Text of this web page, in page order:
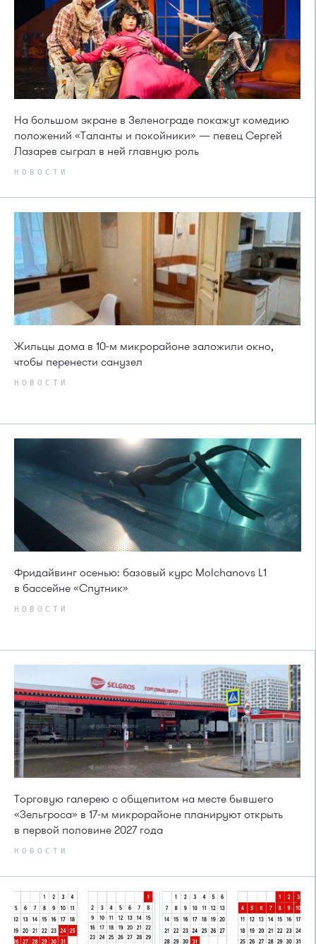
На большом экране в Зеленограде покажут комедию
положений «Таланты и покойники» — певец Сергей
Лазарев сыграл в ней главную роль
НОВОСТИ
Жильцы дома в 10-м микрорайоне заложили окно,
чтобы перенести санузел
НОВОСТИ
Фридайвинг осенью: базовый курс Molchanovs L1
в бассейне «Спутник»
НОВОСТИ
Торговую галерею с общепитом на месте бывшего
«Зельгроса» в 17-м микрорайоне планируют открыть
в первой половине 2027 года
НОВОСТИ